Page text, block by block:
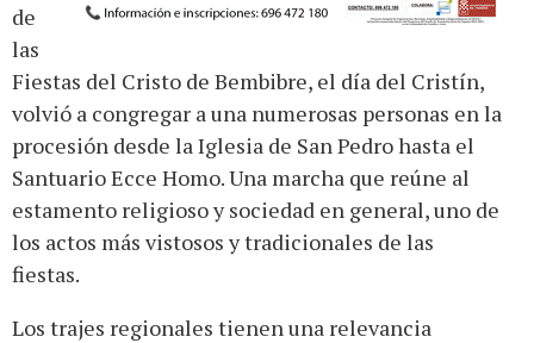
de
las
Fiestas del Cristo de Bembibre, el día del Cristín,
volvió a congregar a una numerosas personas en la
procesión desde la Iglesia de San Pedro hasta el
Santuario Ecce Homo. Una marcha que reúne al
estamento religioso y sociedad en general, uno de
los actos más vistosos y tradicionales de las
fiestas.
Los trajes regionales tienen una relevancia